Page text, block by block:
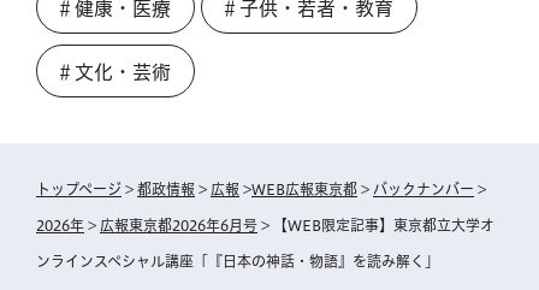
＃健康・医療 ＃子供・若者・教育
＃文化・芸術
トップページ > 都政情報 > 広報 >WEB広報東京都 > バックナンバー >
2026年 > 広報東京都2026年6月号 > 【WEB限定記事】東京都立大学オ
ンラインスペシャル講座「『日本の神話・物語』を読み解く」